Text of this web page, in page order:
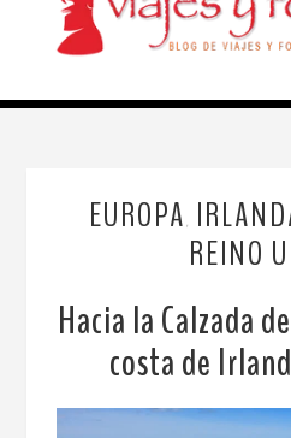
EUROPA
REINO
Hacia la Calzada
costa de